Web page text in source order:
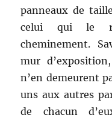
panneaux de
celui qui le
cheminement.
mur
n’en demeurent
uns aux autres
de chacun